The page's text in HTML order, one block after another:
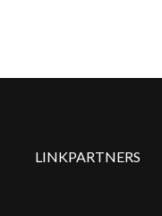
LINKPARTNERS